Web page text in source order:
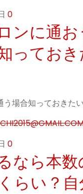
0
ンに通お
ってお
う場合知っておきた
0
なら本数
らい？自